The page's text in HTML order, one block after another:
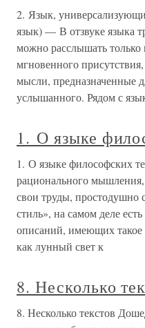
2. Язык,
язык) — В отзвуке языка
можно расслышать только
мгновенного
мысли, предназначенные
услышанного. Рядом с
1. О языке
1. О языке философских
рационального
свои труды, простодушно
стиль», на самом деле
описаний, имеющих
как лунный свет к
8. Несколько
8. Несколько текстов